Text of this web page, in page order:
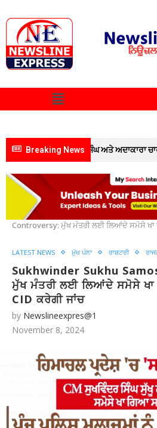
Breaking News
ਰਮਨਦੀਪ ਸਿੰਘ ਅਤੇ ਅਦਾਕਾਰਾ ਚਾਰਲੀ
Home Latest News
Controversy: ਮੁੱਖ ਮੰਤਰੀ ਲਈ ਲਿਆਂਦੇ ਸਮੋਸੇ ਖਾ
LATEST NEWS ਮੁੱਖ ਪੰਨਾ ਰਾਸ਼ਟਰੀ
Sukhwinder Sukhu
ਮੁੱਖ ਮੰਤਰੀ ਲਈ ਲਿਆਂਦੇ ਸਮੋਸੇ
CID ਕਰੇਗੀ ਜਾਂਚ
by Newslineexpres@1
November 8, 2024